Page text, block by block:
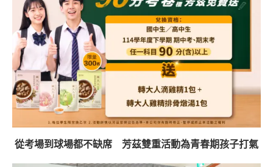
從考場到球場都不缺席 芳茲雙重活動為青春期孩子打氣